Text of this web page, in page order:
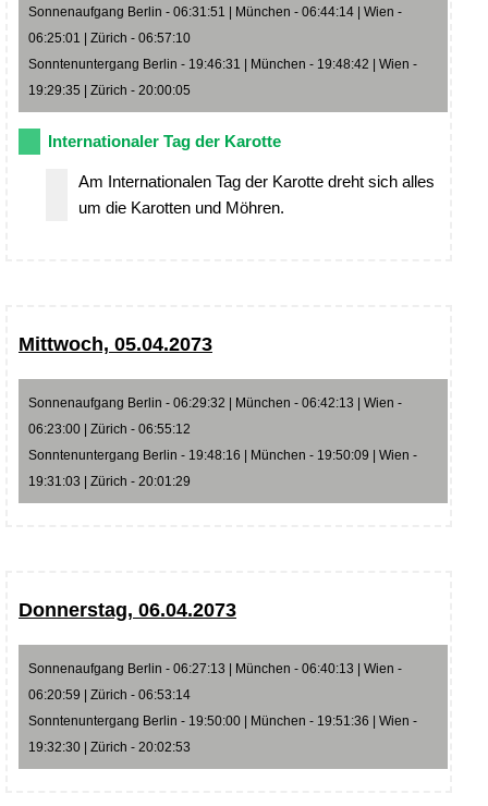
Sonnenaufgang Berlin - 06:31:51 | München - 06:44:14 | Wien -
06:25:01 | Zürich - 06:57:10
Sonntenuntergang Berlin - 19:46:31 | München - 19:48:42 | Wien -
19:29:35 | Zürich - 20:00:05
Internationaler Tag der Karotte
Am Internationalen Tag der Karotte dreht sich alles
um die Karotten und Möhren.
Mittwoch, 05.04.2073
Sonnenaufgang Berlin - 06:29:32 | München - 06:42:13 | Wien -
06:23:00 | Zürich - 06:55:12
Sonntenuntergang Berlin - 19:48:16 | München - 19:50:09 | Wien -
19:31:03 | Zürich - 20:01:29
Donnerstag, 06.04.2073
Sonnenaufgang Berlin - 06:27:13 | München - 06:40:13 | Wien -
06:20:59 | Zürich - 06:53:14
Sonntenuntergang Berlin - 19:50:00 | München - 19:51:36 | Wien -
19:32:30 | Zürich - 20:02:53